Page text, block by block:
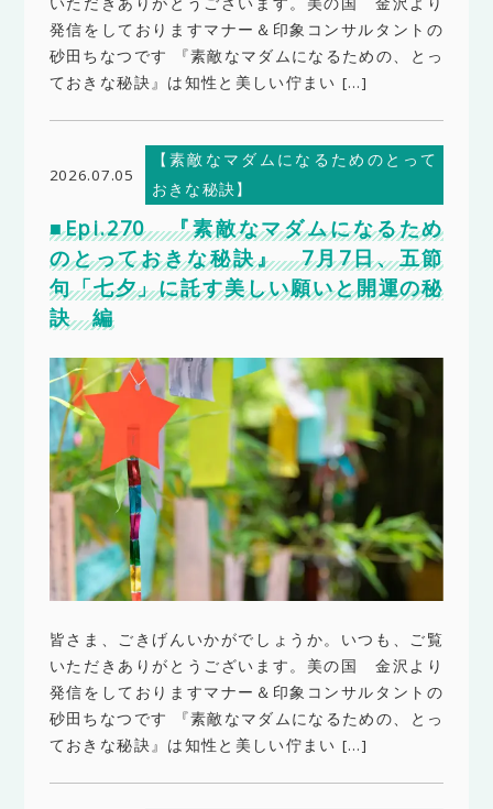
発信をしておりますマナー＆印象コンサルタントの
砂田ちなつです 『素敵なマダムになるための、とっ
ておきな秘訣』は知性と美しい佇まい […]
2026.07.05
【素敵なマダムになるためのとって
おきな秘訣】
■Epi.270 『素敵なマダムになるため
のとっておきな秘訣』 7月7日、五節
句「七夕」に託す美しい願いと開運の秘
訣 編
皆さま、ごきげんいかがでしょうか。いつも、ご覧
いただきありがとうございます。美の国 金沢より
発信をしておりますマナー＆印象コンサルタントの
砂田ちなつです 『素敵なマダムになるための、とっ
ておきな秘訣』は知性と美しい佇まい […]